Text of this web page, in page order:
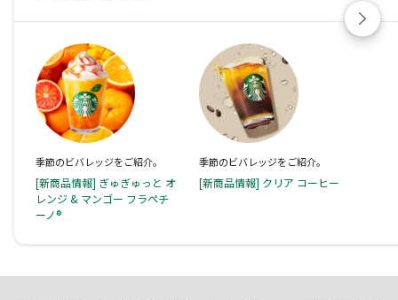
季節のビバレッジをご紹介。
[新商品情報] ぎゅぎゅっと オ
レンジ & マンゴー フラペチ
ーノ®
季節のビバレッジをご紹介。
[新商品情報] クリア コーヒー